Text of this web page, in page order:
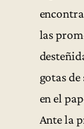
las
gotas
en el
Ante la